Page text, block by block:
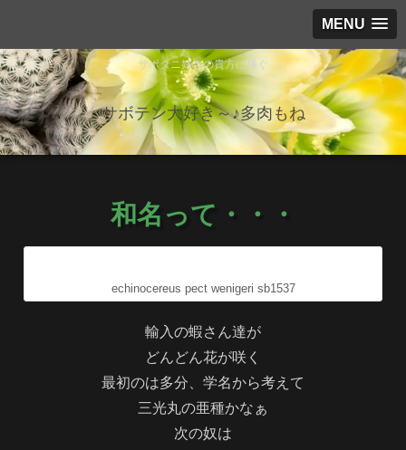
MENU
サボタニ好きの貴方に捧ぐ
サボテン大好き～♪多肉もね
和名って・・・
echinocereus pect wenigeri sb1537
輸入の蝦さん達が
どんどん花が咲く
最初のは多分、学名から考えて
三光丸の亜種かなぁ
次の奴は